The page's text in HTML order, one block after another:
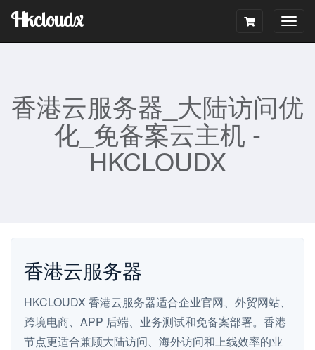
Hkcloudx
香港云服务器_大陆访问优
化_免备案云主机 -
HKCLOUDX
香港云服务器
HKCLOUDX 香港云服务器适合企业官网、外贸网站、
跨境电商、APP 后端、业务测试和免备案部署。香港
节点更适合兼顾大陆访问、海外访问和上线效率的业